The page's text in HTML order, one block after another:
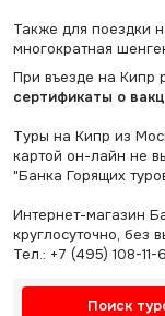
Также для поездки
многократная
При въезде на Кипр
сертификаты о
Туры на Кипр из
картой он-лайн не
"Банка Горящих
Интернет-магазин
круглосуточно, без
Тел.: +7 (495) 108-11-
Поиск